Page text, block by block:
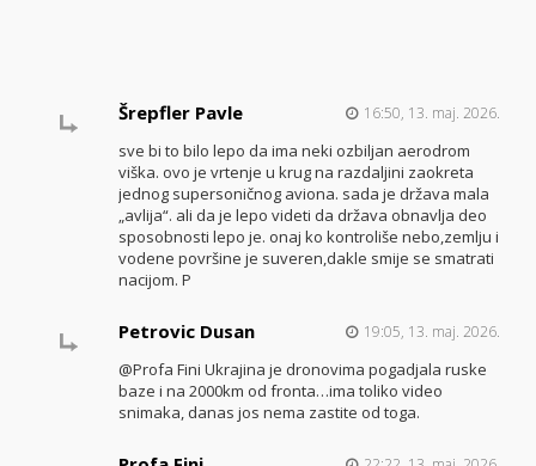
Šrepfler Pavle 16:50, 13. maj. 2026.
sve bi to bilo lepo da ima neki ozbiljan aerodrom
viška. ovo je vrtenje u krug na razdaljini zaokreta
jednog supersoničnog aviona. sada je država mala
„avlija“. ali da je lepo videti da država obnavlja deo
sposobnosti lepo je. onaj ko kontroliše nebo,zemlju i
vodene površine je suveren,dakle smije se smatrati
nacijom. P
Petrovic Dusan 19:05, 13. maj. 2026.
@Profa Fini Ukrajina je dronovima pogadjala ruske
baze i na 2000km od fronta…ima toliko video
snimaka, danas jos nema zastite od toga.